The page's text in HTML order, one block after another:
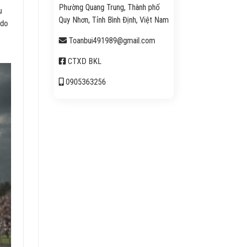
Phường Quang Trung, Thành phố
Quy Nhơn, Tỉnh Bình Định, Việt Nam
Toanbui491989@gmail.com
CTXD BKL
0905363256